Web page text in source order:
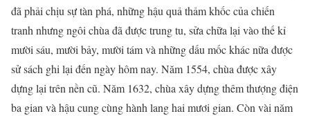
đã phải chịu sự tàn phá, những hậu quả thảm khốc của chiến
tranh nhưng ngôi chùa đã được trung tu, sửa chữa lại vào thế kỉ
mười sáu, mười bảy, mười tám và những dấu mốc khác nữa được
sử sách ghi lại đến ngày hôm nay. Năm 1554, chùa được xây
dựng lại trên nền cũ. Năm 1632, chùa xây dựng thêm thượng điện
ba gian và hậu cung cùng hành lang hai mươi gian. Còn vài năm